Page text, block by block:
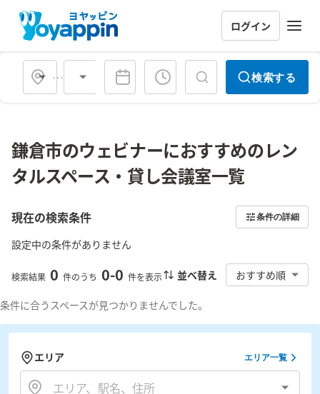
ログイン
会場タイプ 検索する
鎌倉市のウェビナーにおすすめのレン
タルスペース・貸し会議室一覧
現在の検索条件 条件の詳細
設定中の条件がありません
検索結果 0 件のうち 0-0 件を表示 並べ替え おすすめ順
条件に合うスペースが見つかりませんでした。
エリア エリア一覧